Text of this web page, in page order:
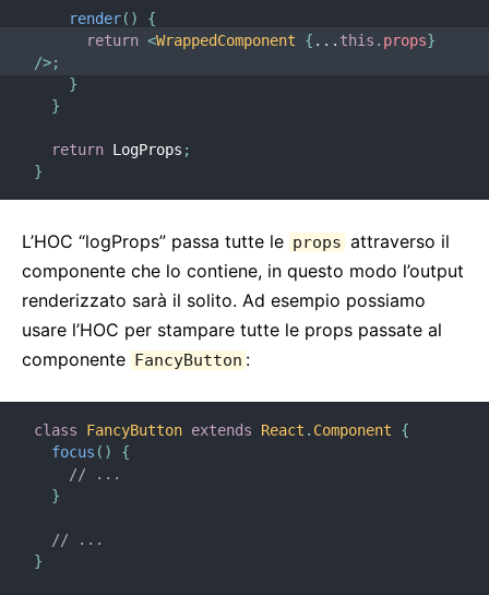
render( )
{
return <WrappedComponent { ... this . props}
/>;
}
}
return LogProps ;
}
L’HOC “logProps” passa tutte le props attraverso il
componente che lo contiene, in questo modo l’output
renderizzato sarà il solito. Ad esempio possiamo
usare l’HOC per stampare tutte le props passate al
componente FancyButton :
class FancyButton extends React . Component
{
focus ( )
{
// ...
}
// ...
}